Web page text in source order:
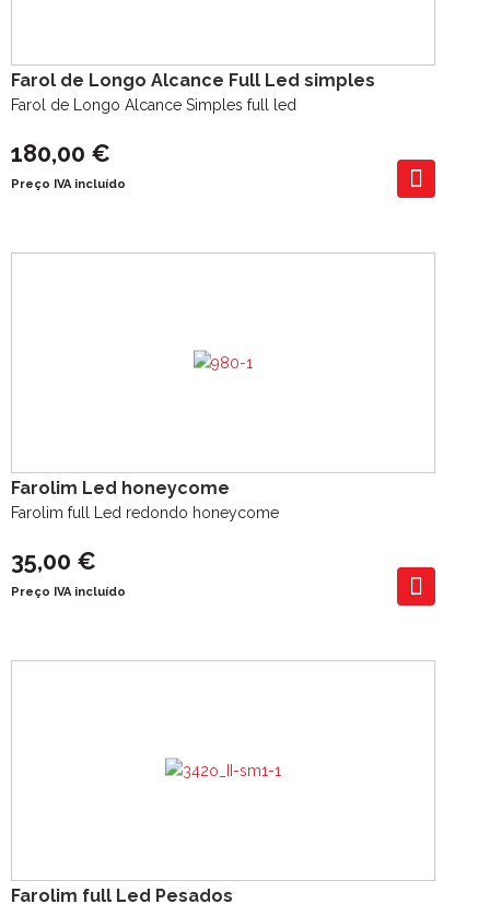
Farol de Longo Alcance Full Led simples
Farol de Longo Alcance Simples full led
180,00 €
Preço IVA incluído
Farolim Led honeycome
Farolim full Led redondo honeycome
35,00 €
Preço IVA incluído
Farolim full Led Pesados